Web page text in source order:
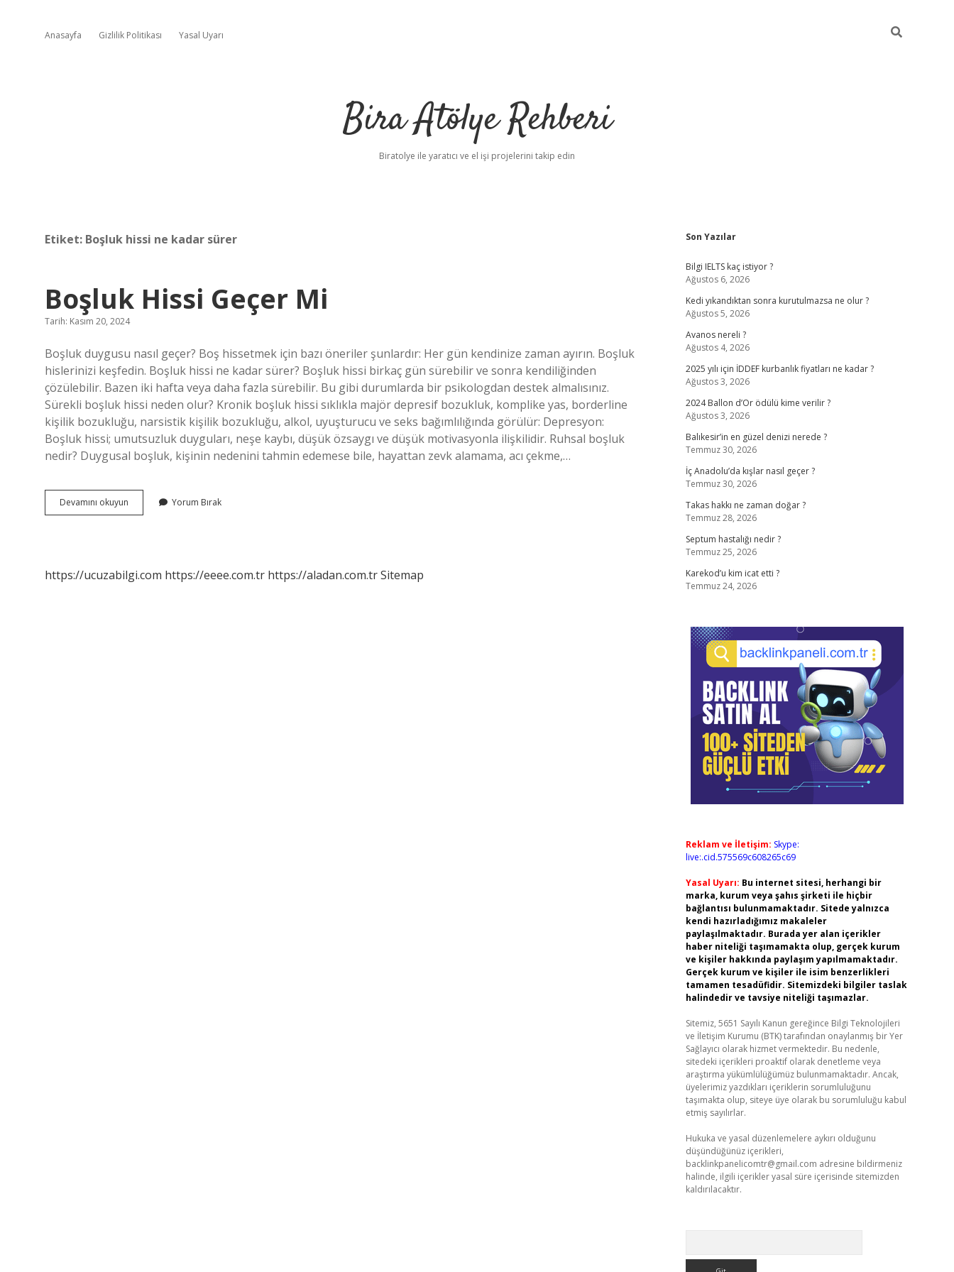
Anasayfa Gizlilik Politikası Yasal Uyarı
Bira Atölye Rehberi
Biratolye ile yaratıcı ve el işi projelerini takip edin
Etiket: Boşluk hissi ne kadar sürer
Boşluk Hissi Geçer Mi
Tarih: Kasım 20, 2024
Boşluk duygusu nasıl geçer? Boş hissetmek için bazı öneriler şunlardır: Her gün kendinize zaman ayırın. Boşluk
hislerinizi keşfedin. Boşluk hissi ne kadar sürer? Boşluk hissi birkaç gün sürebilir ve sonra kendiliğinden
çözülebilir. Bazen iki hafta veya daha fazla sürebilir. Bu gibi durumlarda bir psikologdan destek almalısınız.
Sürekli boşluk hissi neden olur? Kronik boşluk hissi sıklıkla majör depresif bozukluk, komplike yas, borderline
kişilik bozukluğu, narsistik kişilik bozukluğu, alkol, uyuşturucu ve seks bağımlılığında görülür: Depresyon:
Boşluk hissi; umutsuzluk duyguları, neşe kaybı, düşük özsaygı ve düşük motivasyonla ilişkilidir. Ruhsal boşluk
nedir? Duygusal boşluk, kişinin nedenini tahmin edemese bile, hayattan zevk alamama, acı çekme,…
Devamını okuyun
Hissi
Yorum Bırak
https://ucuzabilgi.com https://eeee.com.tr https://aladan.com.trSitemap
Sidebar
Son Yazılar
Bilgi IELTS kaç istiyor ?
Ağustos 6, 2026
Kedi yıkandıktan sonra kurutulmazsa ne olur ?
Ağustos 5, 2026
Avanos nereli ?
Ağustos 4, 2026
2025 yılı için İDDEF kurbanlık fiyatları ne kadar ?
Ağustos 3, 2026
2024 Ballon d’Or ödülü kime verilir ?
Ağustos 3, 2026
Balıkesir’in en güzel denizi nerede ?
Temmuz 30, 2026
İç Anadolu’da kışlar nasıl geçer ?
Temmuz 30, 2026
Takas hakkı ne zaman doğar ?
Temmuz 28, 2026
Septum hastalığı nedir ?
Temmuz 25, 2026
Karekod’u kim icat etti ?
Temmuz 24, 2026
Reklam ve İletişim: Skype:
live:.cid.575569c608265c69
Yasal Uyarı: Bu internet sitesi, herhangi bir
marka, kurum veya şahıs şirketi ile hiçbir
bağlantısı bulunmamaktadır. Sitede yalnızca
kendi hazırladığımız makaleler
paylaşılmaktadır. Burada yer alan içerikler
haber niteliği taşımamakta olup, gerçek kurum
ve kişiler hakkında paylaşım yapılmamaktadır.
Gerçek kurum ve kişiler ile isim benzerlikleri
tamamen tesadüfidir. Sitemizdeki bilgiler taslak
halindedir ve tavsiye niteliği taşımazlar.
Sitemiz, 5651 Sayılı Kanun gereğince Bilgi Teknolojileri
ve İletişim Kurumu (BTK) tarafından onaylanmış bir Yer
Sağlayıcı olarak hizmet vermektedir. Bu nedenle,
sitedeki içerikleri proaktif olarak denetleme veya
araştırma yükümlülüğümüz bulunmamaktadır. Ancak,
üyelerimiz yazdıkları içeriklerin sorumluluğunu
taşımakta olup, siteye üye olarak bu sorumluluğu kabul
etmiş sayılırlar.
Hukuka ve yasal düzenlemelere aykırı olduğunu
düşündüğünüz içerikleri,
backlinkpanelicomtr@gmail.com adresine bildirmeniz
halinde, ilgili içerikler yasal süre içerisinde sitemizden
kaldırılacaktır.
ilbetbetci